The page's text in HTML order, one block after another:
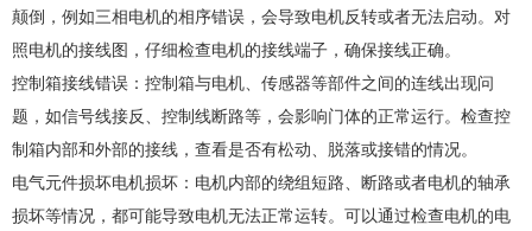
颠倒，例如三相电机的相序错误，会导致电机反转或者无法启动。对
照电机的接线图，仔细检查电机的接线端子，确保接线正确。
控制箱接线错误：控制箱与电机、传感器等部件之间的连线出现问
题，如信号线接反、控制线断路等，会影响门体的正常运行。检查控
制箱内部和外部的接线，查看是否有松动、脱落或接错的情况。
电气元件损坏电机损坏：电机内部的绕组短路、断路或者电机的轴承
损坏等情况，都可能导致电机无法正常运转。可以通过检查电机的电